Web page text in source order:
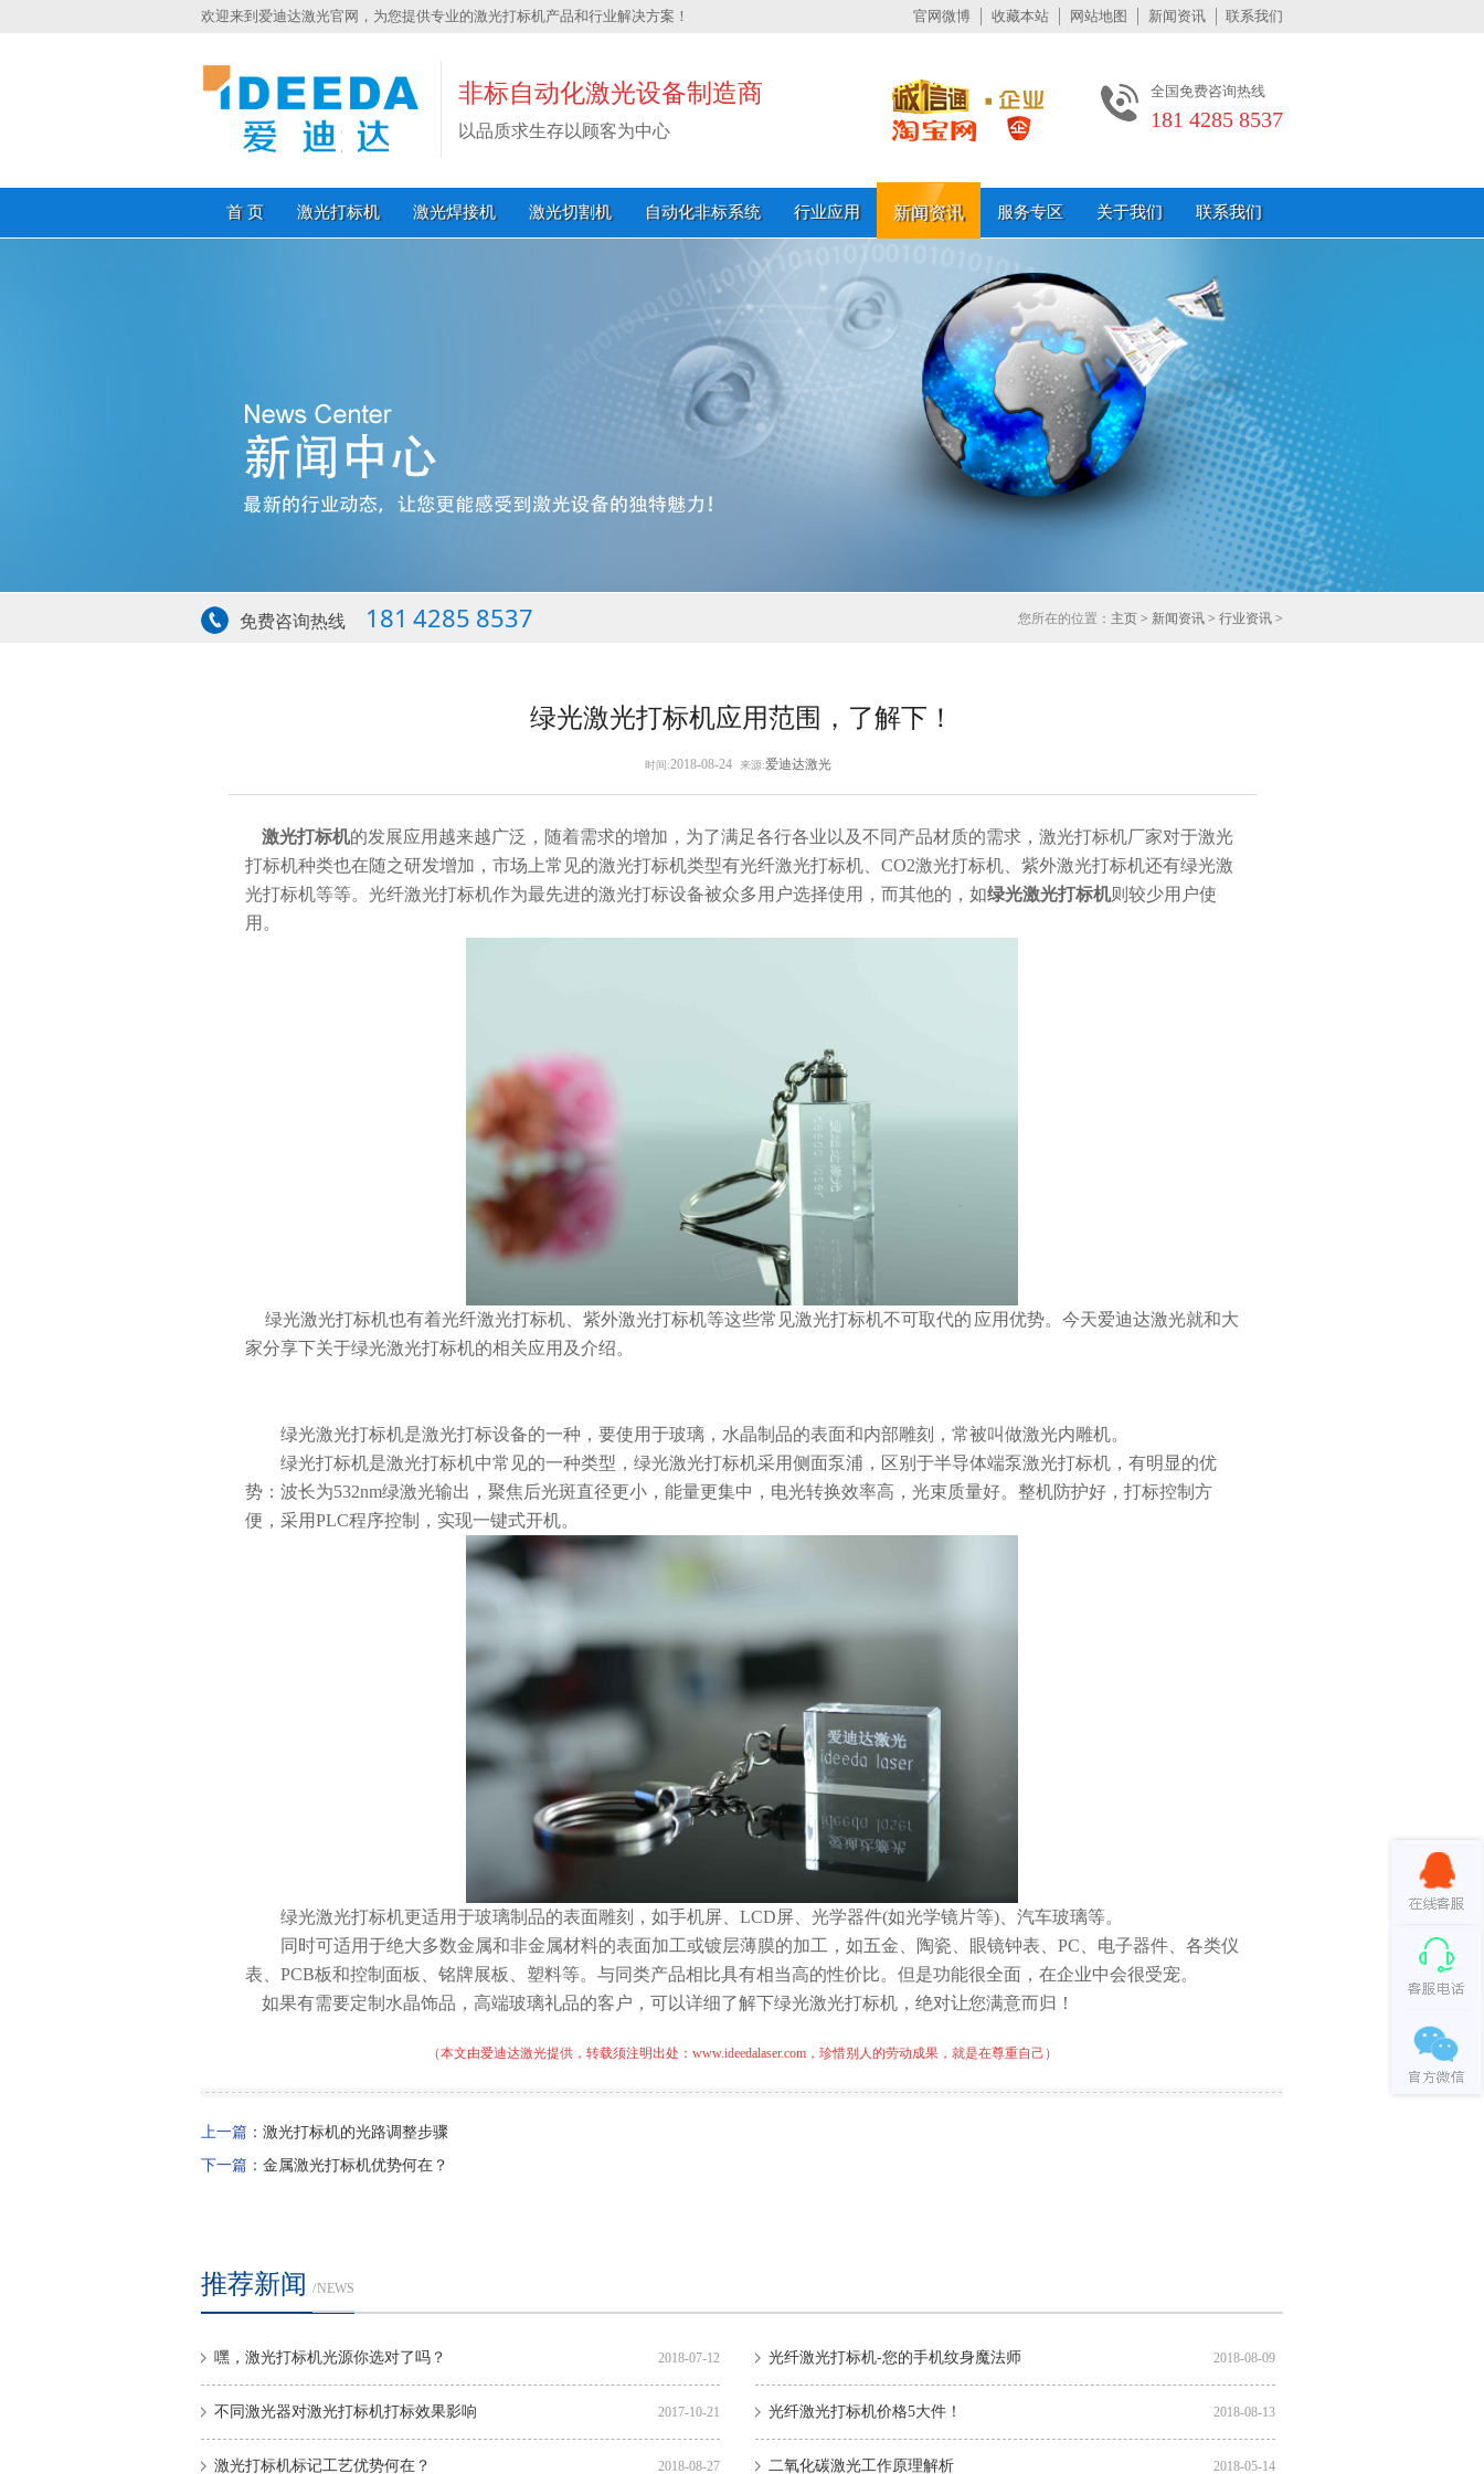
欢迎来到爱迪达激光官网，为您提供专业的激光打标机产品和行业解决方案！ 官网微博 收藏本站 网站地图 新闻资讯 联系我们
非标自动化激光设备制造商
以品质求生存以顾客为中心
全国免费咨询热线
181 4285 8537
首 页 激光打标机 激光焊接机 激光切割机 自动化非标系统 行业应用 新闻资讯 服务专区 关于我们 联系我们
免费咨询热线 181 4285 8537 您所在的位置： 主页> 新闻资讯> 行业资讯>
绿光激光打标机应用范围，了解下！
时间:2018-08-24 来源:爱迪达激光
激光打标机的发展应用越来越广泛，随着需求的增加，为了满足各行各业以及不同产品材质的需求， 激光打标机厂家对于激光
打标机种类也在随之研发增加，市场上常见的激光打标机类型有光纤激光打标机、CO2激光打标机、紫外激光打标机还有绿光激
光打标机等等。光纤激光打标机作为最先进的激光打标设备被众多用户选择使用，而其他的，如绿光激光打标机则较少用户使
用。
绿光激光打标机也有着光纤激光打标机、紫外激光打标机等这些常见激光打标机不可取代的 应用优势。今天爱迪达激光就和大
家分享下关于绿光激光打标机的相关应用及介绍。
绿光激光打标机是激光打标设备的一种，要使用于玻璃，水晶制品的表面和内部雕刻，常被叫做激光内雕机。
绿光打标机是激光打标机中常见的一种类型，绿光激光打标机采用侧面泵浦，区别于半导体端泵激光打标机，有明显的优
势：波长为532nm绿激光输出，聚焦后光斑直径更小，能量更集中，电光转换效率高，光束质量好。整机防护好，打标控制方
便，采用PLC程序控制，实现一键式开机。
绿光激光打标机更适用于玻璃制品的表面雕刻，如手机屏、LCD屏、光学器件(如光学镜片等)、汽车玻璃等。
同时可适用于绝大多数金属和非金属材料的表面加工或镀层薄膜的加工，如五金、陶瓷、眼镜钟表、PC、电子器件、各类仪
表、PCB板和控制面板、铭牌展板、塑料等。与同类产品相比具有相当高的性价比。但是功能很全面，在企业中会很受宠。
如果有需要定制水晶饰品，高端玻璃礼品的客户，可以详细了解下绿光激光打标机，绝对让您满意而归！
（本文由爱迪达激光提供，转载须注明出处： www.ideedalaser.com，珍惜别人的劳动成果，就是在尊重自己）
上一篇： 激光打标机的光路调整步骤
下一篇： 金属激光打标机优势何在？
推荐新闻 / NEWS
嘿，激光打标机光源你选对了吗？ 2018-07-12 光纤激光打标机-您的手机纹身魔法师 2018-08-09
不同激光器对激光打标机打标效果影响 2017-10-21 光纤激光打标机价格5大件！ 2018-08-13
激光打标机标记工艺优势何在？ 2018-08-27 二氧化碳激光工作原理解析 2018-05-14